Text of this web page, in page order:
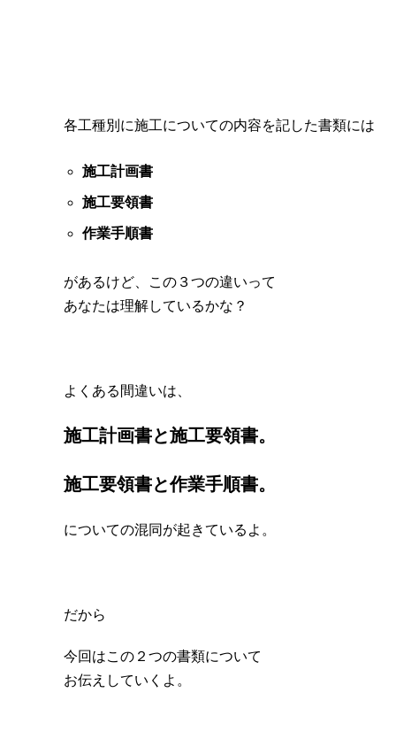
各工種別に施工についての内容を記した書類には
施工計画書
施工要領書
作業手順書
があるけど、この３つの違いって
あなたは理解しているかな？
よくある間違いは、
施工計画書と施工要領書。
施工要領書と作業手順書。
についての混同が起きているよ。
だから
今回はこの２つの書類について
お伝えしていくよ。